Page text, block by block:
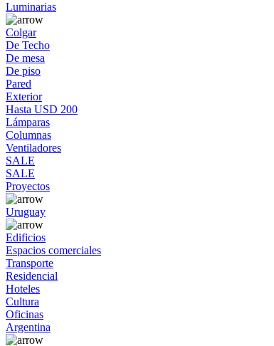
Luminarias
Colgar
De Techo
De mesa
De piso
Pared
Exterior
Hasta USD 200
Lámparas
Columnas
Ventiladores
SALE
SALE
Proyectos
Uruguay
Edificios
Espacios comerciales
Transporte
Residencial
Hoteles
Cultura
Oficinas
Argentina